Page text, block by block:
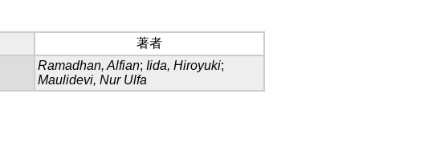
著者
Ramadhan, Alfian; Iida, Hiroyuki;
Maulidevi, Nur Ulfa